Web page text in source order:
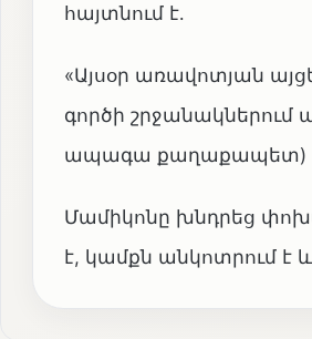
հայտնում է․
«Այսօր առավոտյան
գործի
ապագա քաղաքապետ)
Մամիկոնը խնդրեց
է, կամքն անկոտրում է